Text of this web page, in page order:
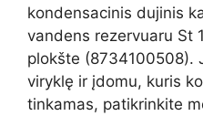
kondensacinis dujinis
vandens rezervuaru St
plokšte (8734100508).
viryklę ir įdomu, kuris
tinkamas, patikrinkite